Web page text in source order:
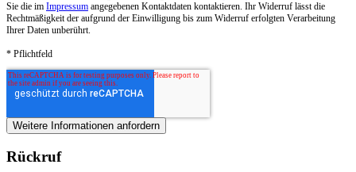
Sie die im Impressum angegebenen Kontaktdaten kontaktieren. Ihr Widerruf lässt die
Rechtmäßigkeit der aufgrund der Einwilligung bis zum Widerruf erfolgten Verarbeitung
Ihrer Daten unberührt.
* Pflichtfeld
Rückruf